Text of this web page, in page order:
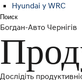
Hyundai у WRC
Поиск
Богдан-Авто Чернігів
Дослідіть